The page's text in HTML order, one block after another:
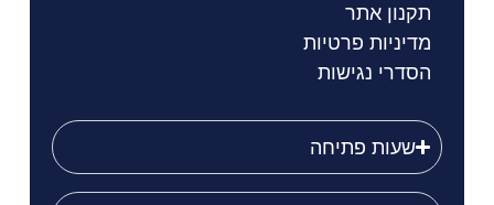
תקנון אתר
מדיניות פרטיות
הסדרי נגישות
שעות פתיחה